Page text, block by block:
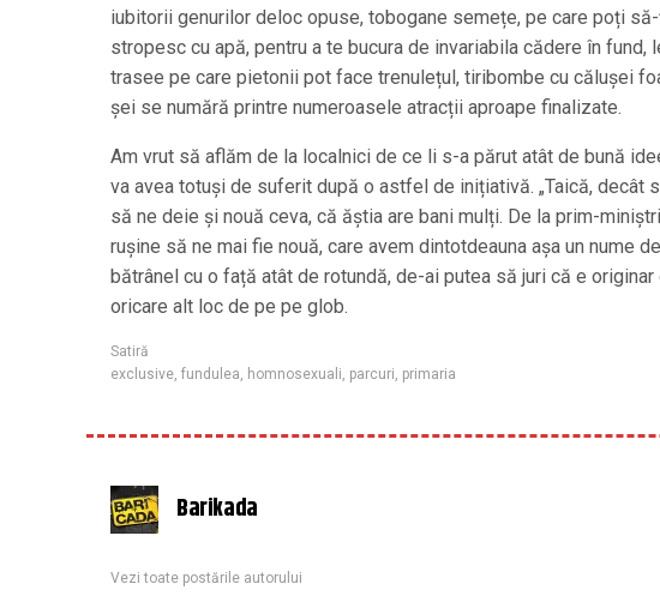
iubitorii genurilor deloc opuse, tobogane semețe, pe care poți
stropesc cu apă, pentru a te bucura de invariabila cădere în
trasee pe care pietonii pot face trenulețul, tiribombe cu călușei
șei se numără printre numeroasele atracții aproape finalizate.
Am vrut să aflăm de la localnici de ce li s-a părut atât de bună
va avea totuși de suferit după o astfel de inițiativă. „Taică, decât
să ne deie și nouă ceva, că ăștia are bani mulți. De la prim-
rușine să ne mai fie nouă, care avem dintotdeauna așa un nume
bătrânel cu o față atât de rotundă, de-ai putea să juri că e
oricare alt loc de pe pe glob.
Satiră
exclusive fundulea homnosexuali parcuri primaria
Barikada
Vezi toate postările autorului